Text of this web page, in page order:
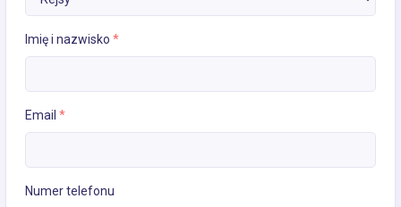
Imię i nazwisko *
Email *
Numer telefonu